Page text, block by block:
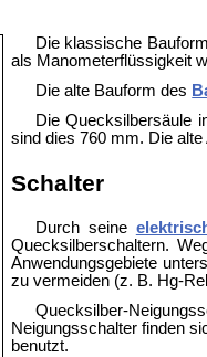
Die klassische
als Manometerflüssigkeit
Die alte Bauform des
Die Quecksilbersäule
sind dies 760 mm. Die
Schalter
Durch seine
Quecksilberschaltern.
Anwendungsgebiete
zu vermeiden (z. B. Hg-
Quecksilber-
Neigungsschalter finden
benutzt.